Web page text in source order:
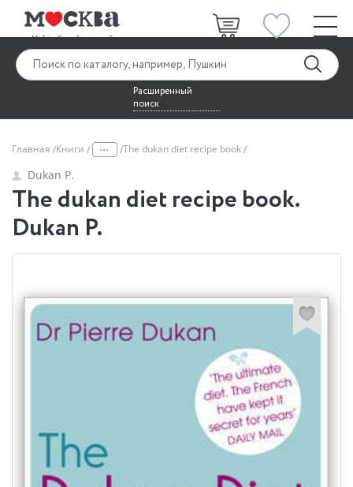
Расширенный
поиск
Главная Книги ... The dukan diet recipe book
Dukan P.
The dukan diet recipe book.
Dukan P.